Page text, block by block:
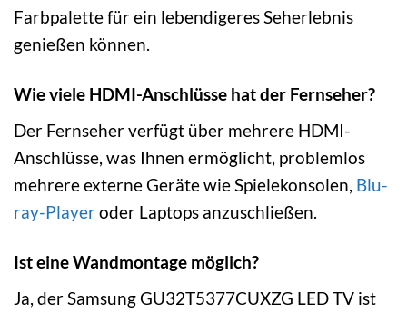
Farbpalette für ein lebendigeres Seherlebnis
genießen können.
Wie viele HDMI-Anschlüsse hat der Fernseher?
Der Fernseher verfügt über mehrere HDMI-
Anschlüsse, was Ihnen ermöglicht, problemlos
mehrere externe Geräte wie Spielekonsolen, Blu-
ray-Playeroder Laptops anzuschließen.
Ist eine Wandmontage möglich?
Ja, der Samsung GU32T5377CUXZG LED TV ist